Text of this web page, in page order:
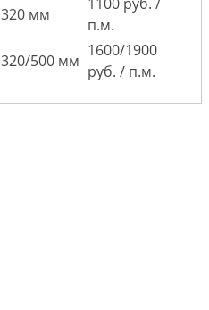
320 мм
п.м.
320/500 мм
1600/1900
руб. / п.м.